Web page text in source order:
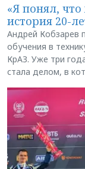
«Я понял, что
история 20-
Андрей Кобзарев
обучения в
КрАЗ. Уже три
стала делом, в